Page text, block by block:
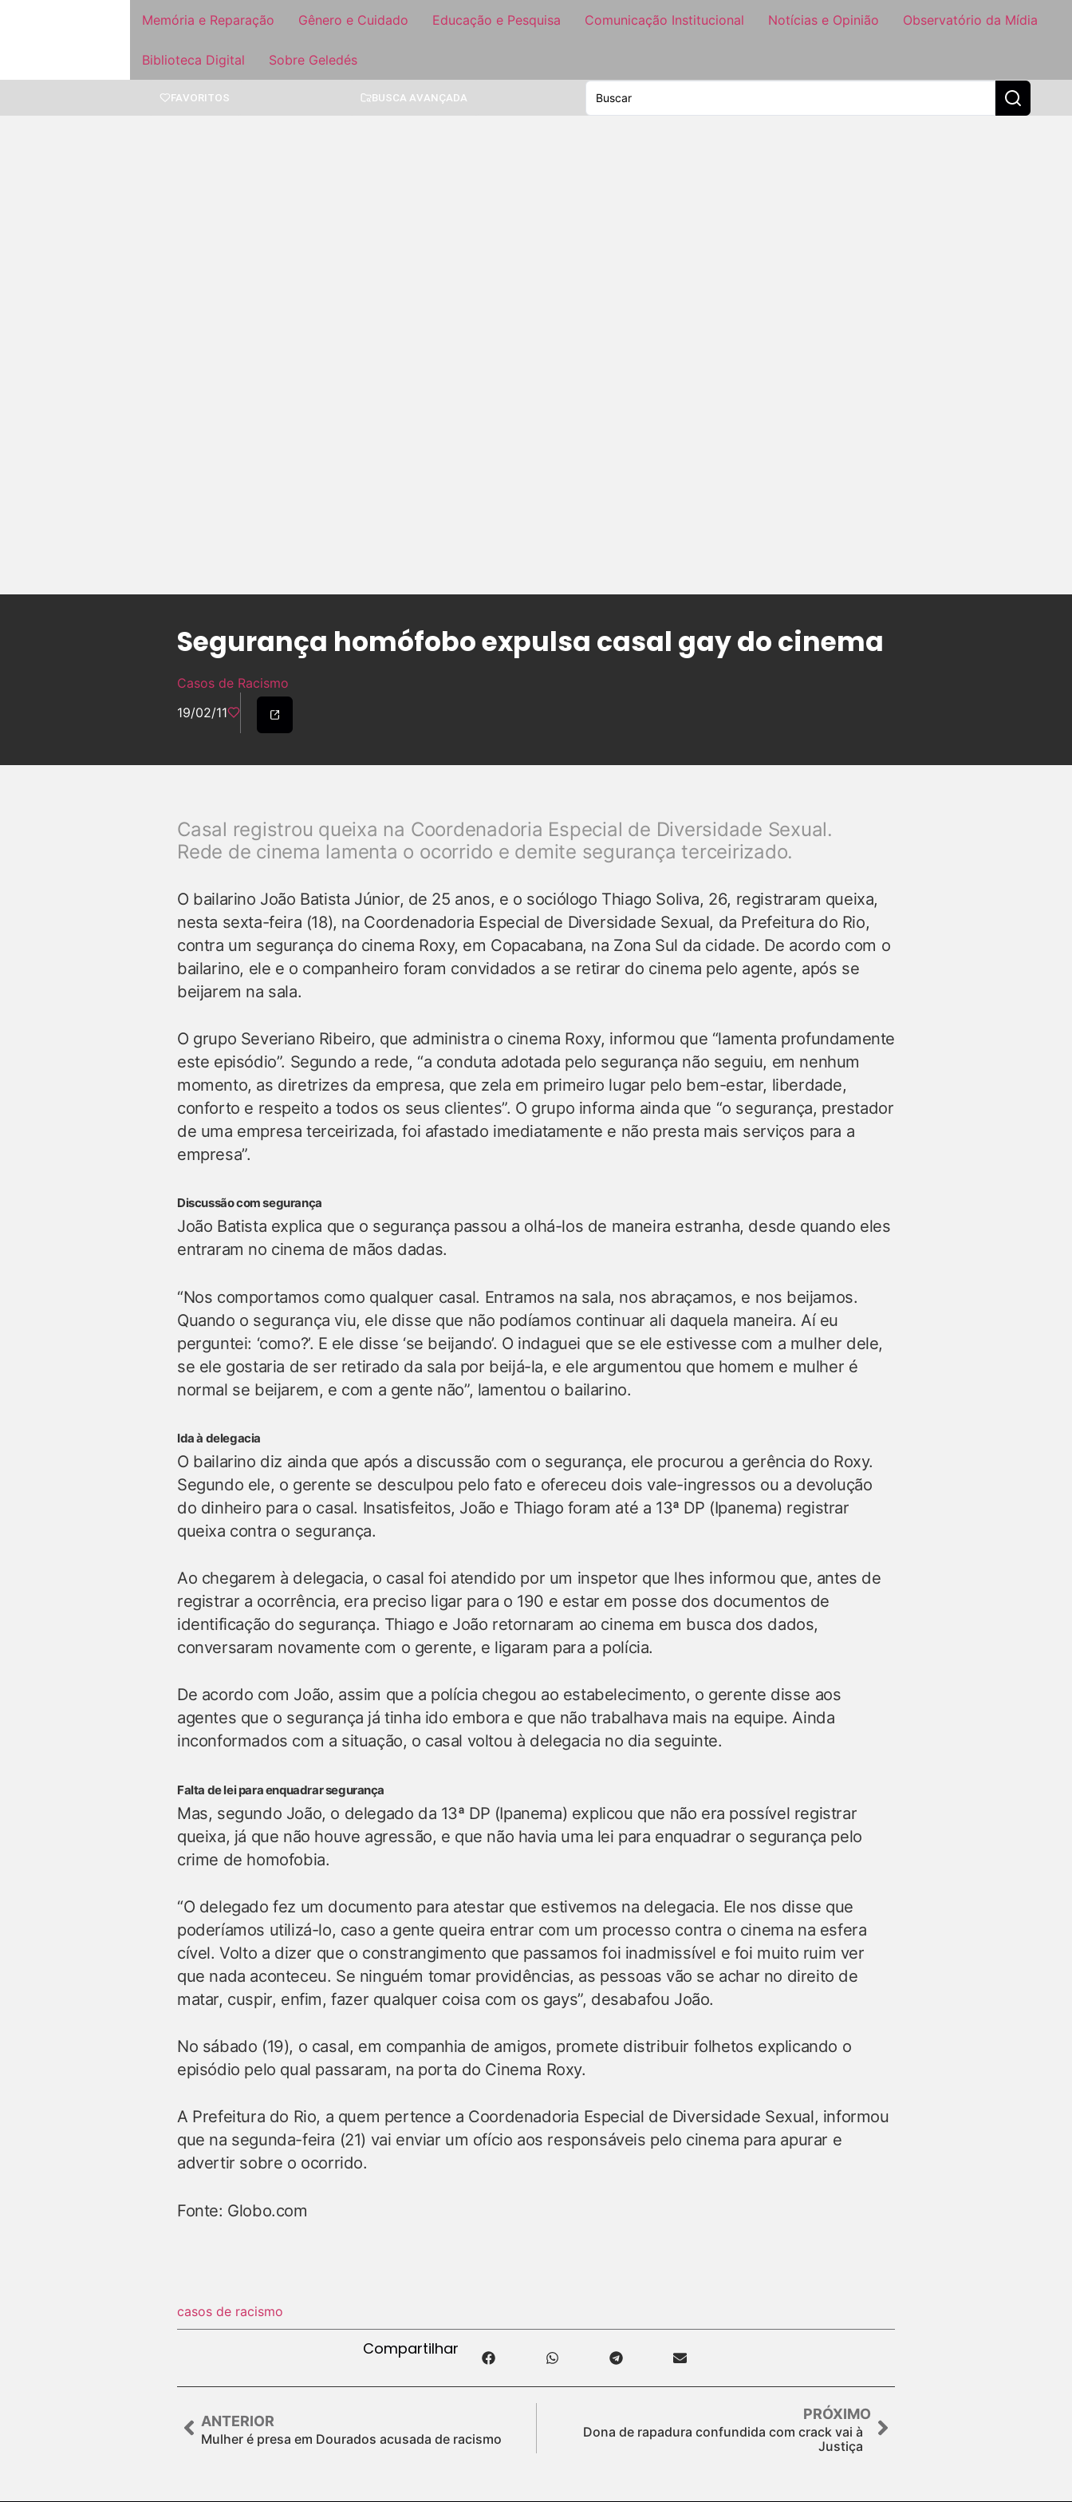
Memória e Reparação Gênero e Cuidado Educação e Pesquisa Comunicação Institucional Notícias e Opinião Observatório da Mídia
Biblioteca Digital Sobre Geledés
FAVORITOS BUSCA AVANÇADA
Segurança homófobo expulsa casal gay do cinema
Casos de Racismo
19/02/11
Casal registrou queixa na Coordenadoria Especial de Diversidade Sexual.
Rede de cinema lamenta o ocorrido e demite segurança terceirizado.
O bailarino João Batista Júnior, de 25 anos, e o sociólogo Thiago Soliva, 26, registraram queixa,
nesta sexta-feira (18), na Coordenadoria Especial de Diversidade Sexual, da Prefeitura do Rio,
contra um segurança do cinema Roxy, em Copacabana, na Zona Sul da cidade. De acordo com o
bailarino, ele e o companheiro foram convidados a se retirar do cinema pelo agente, após se
beijarem na sala.
O grupo Severiano Ribeiro, que administra o cinema Roxy, informou que “lamenta profundamente
este episódio”. Segundo a rede, “a conduta adotada pelo segurança não seguiu, em nenhum
momento, as diretrizes da empresa, que zela em primeiro lugar pelo bem-estar, liberdade,
conforto e respeito a todos os seus clientes”. O grupo informa ainda que “o segurança, prestador
de uma empresa terceirizada, foi afastado imediatamente e não presta mais serviços para a
empresa”.
Discussão com segurança
João Batista explica que o segurança passou a olhá-los de maneira estranha, desde quando eles
entraram no cinema de mãos dadas.
“Nos comportamos como qualquer casal. Entramos na sala, nos abraçamos, e nos beijamos.
Quando o segurança viu, ele disse que não podíamos continuar ali daquela maneira. Aí eu
perguntei: ‘como?’. E ele disse ‘se beijando’. O indaguei que se ele estivesse com a mulher dele,
se ele gostaria de ser retirado da sala por beijá-la, e ele argumentou que homem e mulher é
normal se beijarem, e com a gente não”, lamentou o bailarino.
Ida à delegacia
O bailarino diz ainda que após a discussão com o segurança, ele procurou a gerência do Roxy.
Segundo ele, o gerente se desculpou pelo fato e ofereceu dois vale-ingressos ou a devolução
do dinheiro para o casal. Insatisfeitos, João e Thiago foram até a 13ª DP (Ipanema) registrar
queixa contra o segurança.
Ao chegarem à delegacia, o casal foi atendido por um inspetor que lhes informou que, antes de
registrar a ocorrência, era preciso ligar para o 190 e estar em posse dos documentos de
identificação do segurança. Thiago e João retornaram ao cinema em busca dos dados,
conversaram novamente com o gerente, e ligaram para a polícia.
De acordo com João, assim que a polícia chegou ao estabelecimento, o gerente disse aos
agentes que o segurança já tinha ido embora e que não trabalhava mais na equipe. Ainda
inconformados com a situação, o casal voltou à delegacia no dia seguinte.
Falta de lei para enquadrar segurança
Mas, segundo João, o delegado da 13ª DP (Ipanema) explicou que não era possível registrar
queixa, já que não houve agressão, e que não havia uma lei para enquadrar o segurança pelo
crime de homofobia.
“O delegado fez um documento para atestar que estivemos na delegacia. Ele nos disse que
poderíamos utilizá-lo, caso a gente queira entrar com um processo contra o cinema na esfera
cível. Volto a dizer que o constrangimento que passamos foi inadmissível e foi muito ruim ver
que nada aconteceu. Se ninguém tomar providências, as pessoas vão se achar no direito de
matar, cuspir, enfim, fazer qualquer coisa com os gays”, desabafou João.
No sábado (19), o casal, em companhia de amigos, promete distribuir folhetos explicando o
episódio pelo qual passaram, na porta do Cinema Roxy.
A Prefeitura do Rio, a quem pertence a Coordenadoria Especial de Diversidade Sexual, informou
que na segunda-feira (21) vai enviar um ofício aos responsáveis pelo cinema para apurar e
advertir sobre o ocorrido.
Fonte: Globo.com
casos de racismo
Compartilhar
ANTERIOR
Mulher é presa em Dourados acusada de racismo
PRÓXIMO
Dona de rapadura confundida com crack vai à
Justiça